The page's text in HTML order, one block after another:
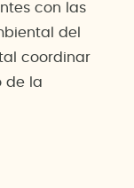
con las
del
coordinar
de la